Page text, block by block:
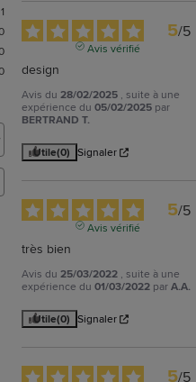
1
5/5
Avis vérifié
design
Avis du28/02/2025 , suite à une
expérience du05/02/2025 par
BERTRAND T.
Utile(0) Signaler
5/5
Avis vérifié
très bien
Avis du25/03/2022 , suite à une
expérience du01/03/2022 parA.A.
Utile(0) Signaler
5/5